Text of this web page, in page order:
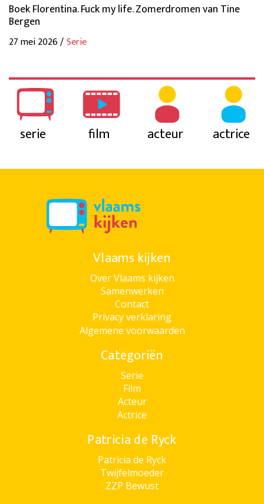
Boek Florentina. Fuck my life. Zomerdromen van Tine
Bergen
27 mei 2026 /Serie
serie film acteur actrice
Vlaams kijken
Over Vlaams kijken
Samenwerken
Contact
Privacy verklaring
Algemene voorwaarden
Categoriën
Serie
Film
Acteur
Actrice
Patricia de Ryck
Patricia de Ryck
Twijfelmoeder
ZZP Bewust